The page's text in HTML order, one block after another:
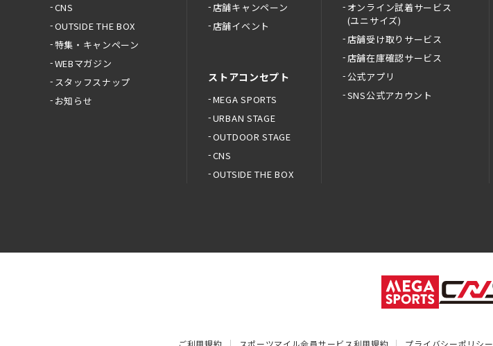
CNS
OUTSIDE THE BOX
特集・キャンペーン
WEBマガジン
スタッフスナップ
お知らせ
店舗キャンペーン
店舗イベント
ストアコンセプト
MEGA SPORTS
URBAN STAGE
OUTDOOR STAGE
CNS
OUTSIDE THE BOX
オンライン試着サービス
(ユニサイズ)
店舗受け取りサービス
店舗在庫確認サービス
公式アプリ
SNS公式アカウント
ご利用規約 スポーツマイル会員サービス利用規約 プライバシーポリシー